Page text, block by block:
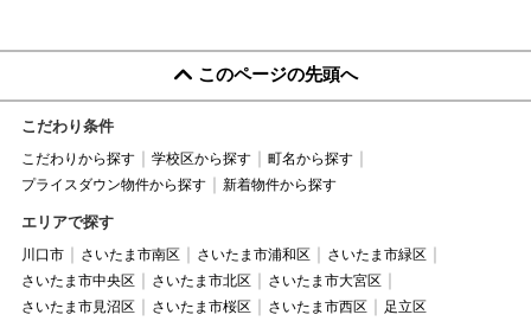
このページの先頭へ
こだわり条件
こだわりから探す 学校区から探す
町名から探す
プライスダウン物件から探す
新着物件から探す
エリアで探す
川口市 さいたま市南区 さいたま市浦和区
さいたま市緑区
さいたま市中央区
さいたま市北区
さいたま市大宮区
さいたま市見沼区
さいたま市桜区 さいたま市西区 足立区